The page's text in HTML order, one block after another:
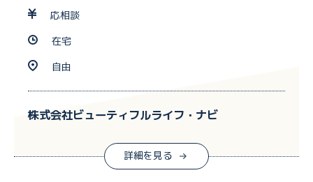
応相談
在宅
自由
株式会社ビューティフルライフ・ナビ
詳細を見る